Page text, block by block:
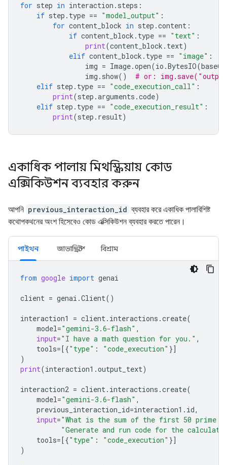
for step in interaction . steps :
if step . type == "model_output" :
for content_block in step .content :
if content_block . type == "text" :
print(content_block . text)
elif content_block . type == "image" :
img = Image.open(io .BytesIO(base64
img . show()
# or:
elif step . type == "code_execution_call" :
print(step .arguments .code)
elif step . type == "code_execution_result" :
print(step . result)
একাধিক পালায় মিথস্ক্রিয়ায় কোড
এক্সিকিউশন ব্যবহার করুন
আপনি previous_interaction_id ব্যবহার করে একাধিক পালাবিশিষ্ট
কথোপকথনের অংশ হিসেবেও কোড এক্সিকিউশন ব্যবহার করতে পারেন।
পাইথন জাভাস্ক্রিপ্ট বিশ্রাম
from google import genai
client = genai .Client()
interaction1 = client. interactions .create(
model="gemini-3.6-flash" ,
input="I have a math question for you." ,
tools=[{"type" : "code_execution" }]
)
print(interaction1 .output_text)
interaction2 = client. interactions .create(
model="gemini-3.6-flash" ,
previous_interaction_id=interaction1 . id,
input="What is the sum of the first 50 prime
"Generate and run code for the
tools=[{"type" : "code_execution" }]
)